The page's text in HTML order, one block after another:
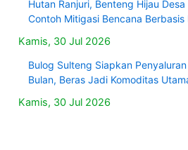
Hutan Ranjuri, Benteng Hijau
Contoh Mitigasi Bencana Berbasis
Kamis, 30 Jul 2026
Bulog Sulteng Siapkan
Bulan, Beras Jadi Komoditas
Kamis, 30 Jul 2026